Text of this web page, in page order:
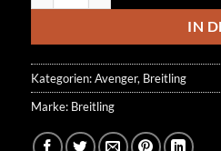
499.00 €
IN
Kategorien:Avenger, Breitling
Marke: Breitling